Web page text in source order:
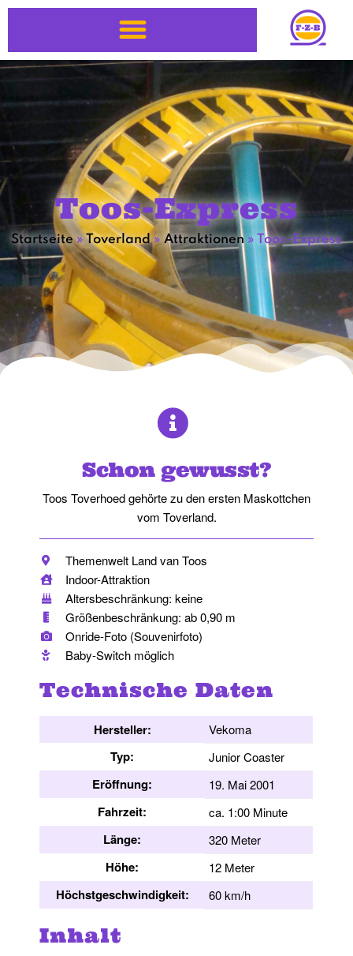
Toos-Express
Startseite»Toverland» Attraktionen» Toos-Express
Schon gewusst?
Toos Toverhoed gehörte zu den ersten Maskottchen
vom Toverland.
Themenwelt Land van Toos
Indoor-Attraktion
Altersbeschränkung: keine
Größenbeschränkung: ab 0,90 m
Onride-Foto (Souvenirfoto)
Baby-Switch möglich
Technische Daten
Hersteller: Vekoma
Typ: Junior Coaster
Eröffnung: 19. Mai 2001
Fahrzeit: ca. 1:00 Minute
Länge: 320 Meter
Höhe: 12 Meter
Höchstgeschwindigkeit: 60 km/h
Inhalt